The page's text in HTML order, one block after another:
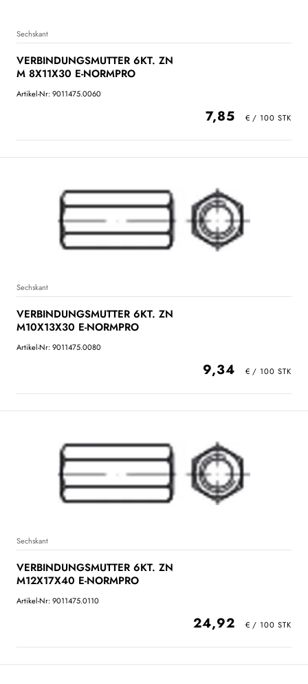
Sechskant
VERBINDUNGSMUTTER 6KT. ZN
M 8X11X30 E-NORMPRO
Artikel-Nr: 9011475.0060
7,85
Sechskant
VERBINDUNGSMUTTER 6KT. ZN
M10X13X30 E-NORMPRO
Artikel-Nr: 9011475.0080
9,34
Sechskant
VERBINDUNGSMUTTER 6KT. ZN
M12X17X40 E-NORMPRO
Artikel-Nr: 9011475.0110
24,92